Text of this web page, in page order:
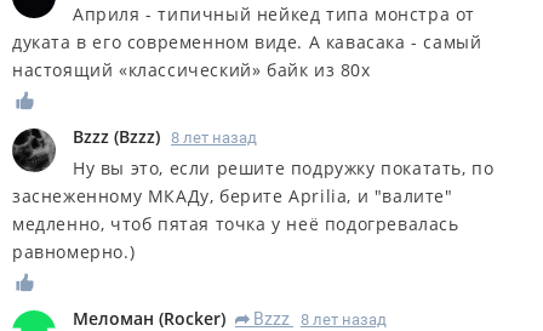
Априля - типичный нейкед типа монстра от
дуката в его современном виде. А кавасака - самый
настоящий «классический» байк из 80х
Bzzz (Bzzz) 8 лет назад
Ну вы это, если решите подружку покатать, по
заснеженному МКАДу, берите Aprilia, и "валите"
медленно, чтоб пятая точка у неё подогревалась
равномерно.)
Меломан (Rocker) R Bzzz 8 лет назад